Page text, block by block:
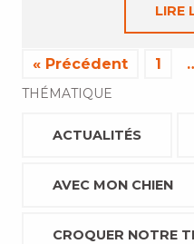
LIRE
« Précédent 1
THÉMATIQUE
ACTUALITÉS
AVEC MON CHIEN
CROQUER NOTRE